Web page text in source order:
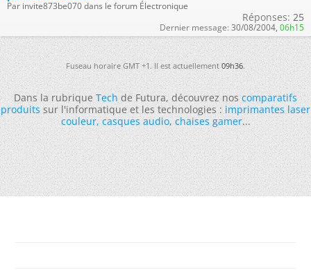
Par invite873be070 dans le forum Électronique
Réponses: 25
Dernier message: 30/08/2004, 06h15
Fuseau horaire GMT +1. Il est actuellement09h36.
Dans la rubriqueTechde Futura, découvrez noscomparatifs
produitssur l'informatique et les technologies :imprimantes laser
couleur,casques audio,chaises gamer...